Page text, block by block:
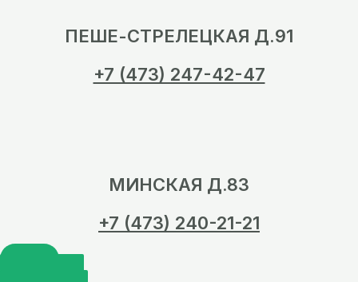
ПЕШЕ-СТРЕЛЕЦКАЯ Д.91
+7 (473) 247-42-47
МИНСКАЯ Д.83
+7 (473) 240-21-21